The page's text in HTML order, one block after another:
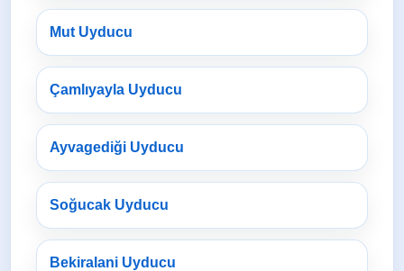
Mut Uyducu
Çamlıyayla Uyducu
Ayvagediği Uyducu
Soğucak Uyducu
Bekiralani Uyducu